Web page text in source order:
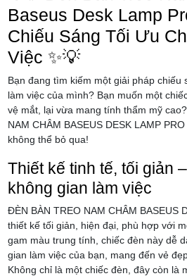
Baseus Desk Lamp
Chiếu Sáng Tối Ưu
Việc ✨💡
Bạn đang tìm kiếm một giải pháp chiếu
làm việc của mình? Bạn muốn một
vệ mắt, lại vừa mang tính thẩm mỹ
NAM CHÂM BASEUS DESK LAMP
không thể bỏ qua!
Thiết kế tinh tế, tối giản
không gian làm việc
ĐÈN BÀN TREO NAM CHÂM BASEUS
thiết kế tối giản, hiện đại, phù hợp với
gam màu trung tính, chiếc đèn này dễ
gian làm việc của bạn, mang đến vẻ
Không chỉ là một chiếc đèn, đây còn là